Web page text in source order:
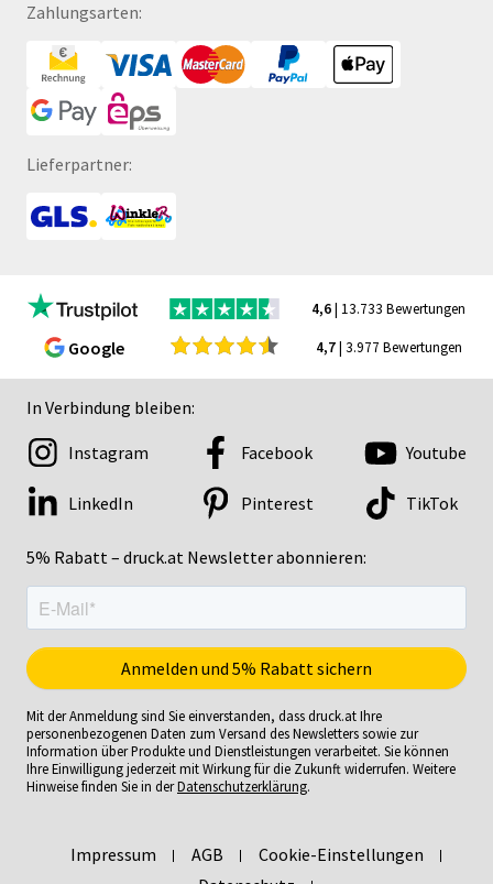
Zahlungsarten:
Lieferpartner:
4,6| 13.733 Bewertungen
Google 4,7| 3.977 Bewertungen
In Verbindung bleiben:
5% Rabatt – druck.at Newsletter abonnieren:
Instagram Facebook Youtube
LinkedIn Pinterest TikTok
Mit der Anmeldung sind Sie einverstanden, dass druck.at Ihre
personenbezogenen Daten zum Versand des Newsletters sowie zur
Information über Produkte und Dienstleistungen verarbeitet. Sie können
Ihre Einwilligung jederzeit mit Wirkung für die Zukunft widerrufen. Weitere
Hinweise finden Sie in derDatenschutzerklärung.
Impressum AGB
Cookie-Einstellungen